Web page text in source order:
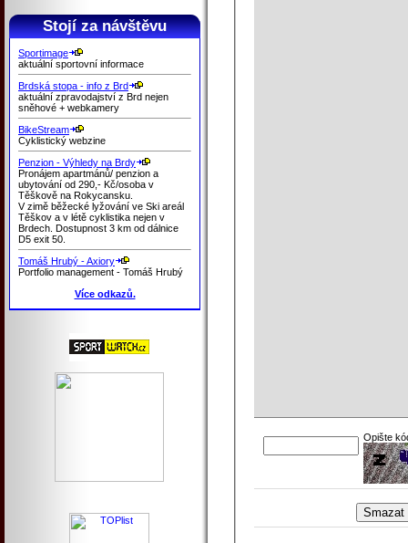
Stojí za návštěvu
Sportimage
aktuální sportovní informace
Brdská stopa - info z Brd
aktuální zpravodajství z Brd nejen
sněhové + webkamery
BikeStream
Cyklistický webzine
Penzion - Výhledy na Brdy
Pronájem apartmánů/ penzion a
ubytování od 290,- Kč/osoba v
Těškově na Rokycansku.
V zimě běžecké lyžování ve Ski areál
Těškov a v létě cyklistika nejen v
Brdech. Dostupnost 3 km od dálnice
D5 exit 50.
Tomáš Hrubý - Axiory
Portfolio management - Tomáš Hrubý
Více odkazů.
Opište